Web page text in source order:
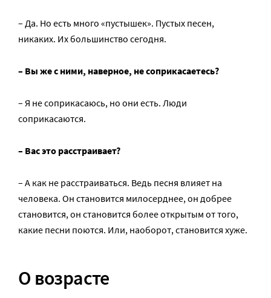
– Да. Но есть много «пустышек». Пустых песен,
никаких. Их большинство сегодня.
– Вы же с ними, наверное, не соприкасаетесь?
– Я не соприкасаюсь, но они есть. Люди
соприкасаются.
– Вас это расстраивает?
– А как не расстраиваться. Ведь песня влияет на
человека. Он становится милосерднее, он добрее
становится, он становится более открытым от того,
какие песни поются. Или, наоборот, становится хуже.
О возрасте